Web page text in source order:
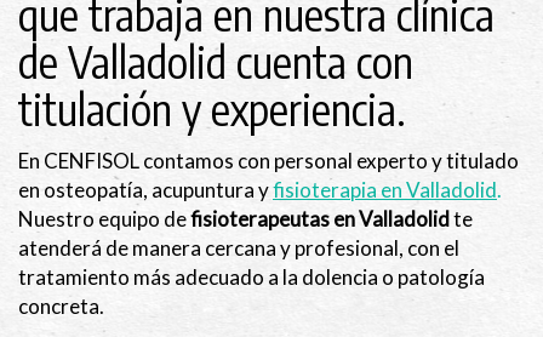
que trabaja en nuestra clínica
de Valladolid cuenta con
titulación y experiencia.
En CENFISOL contamos con personal experto y titulado
en osteopatía, acupuntura yfisioterapia en Valladolid.
Nuestro equipo defisioterapeutas en Valladolidte
atenderá de manera cercana y profesional, con el
tratamiento más adecuado a la dolencia o patología
concreta.